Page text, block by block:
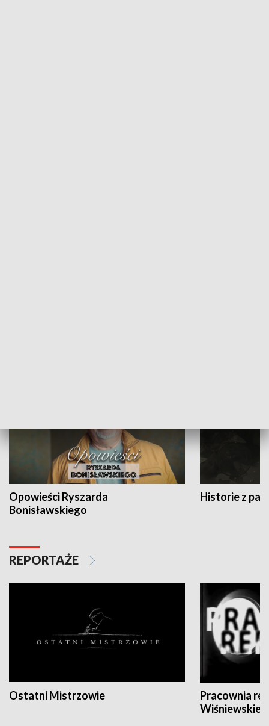
Opowieści Ryszarda
Bonisławskiego
Historie z
REPORTAŻE
Ostatni Mistrzowie
Pracownia